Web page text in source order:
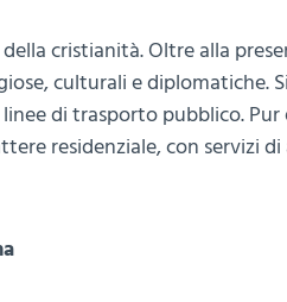
cristianità. Oltre alla
culturali e diplomatiche.
di trasporto pubblico. Pur
residenziale, con servizi